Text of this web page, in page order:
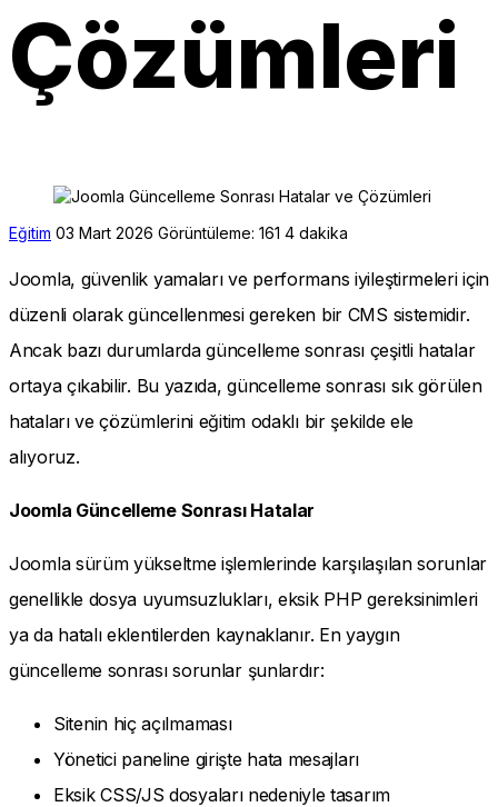
Çözümleri
Eğitim 03 Mart 2026 Görüntüleme: 161 4 dakika
Joomla, güvenlik yamaları ve performans iyileştirmeleri için
düzenli olarak güncellenmesi gereken bir CMS sistemidir.
Ancak bazı durumlarda güncelleme sonrası çeşitli hatalar
ortaya çıkabilir. Bu yazıda, güncelleme sonrası sık görülen
hataları ve çözümlerini eğitim odaklı bir şekilde ele
alıyoruz.
Joomla Güncelleme Sonrası Hatalar
Joomla sürüm yükseltme işlemlerinde karşılaşılan sorunlar
genellikle dosya uyumsuzlukları, eksik PHP gereksinimleri
ya da hatalı eklentilerden kaynaklanır. En yaygın
güncelleme sonrası sorunlar şunlardır:
Sitenin hiç açılmaması
Yönetici paneline girişte hata mesajları
Eksik CSS/JS dosyaları nedeniyle tasarım